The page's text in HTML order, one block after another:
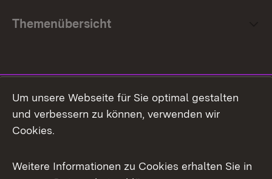
Themenübersicht
Facebook
X / Twitter
Um unsere Webseite für Sie optimal gestalten
und verbessern zu können, verwenden wir
Cookies.
Weitere Informationen zu Cookies erhalten Sie in